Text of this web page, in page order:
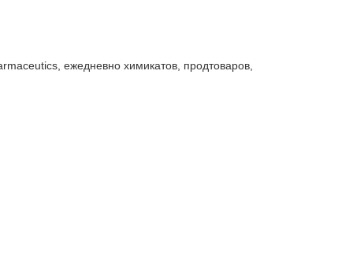
ежедневно химикатов, продтоваров,